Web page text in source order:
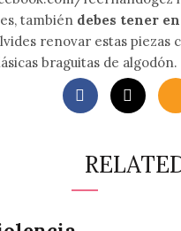
también debes tener
renovar estas piezas
braguitas de algodón.